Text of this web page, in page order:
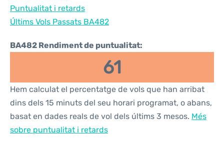
Puntualitat i retards
Últims Vols Passats BA482
BA482 Rendiment de puntualitat:
61
Hem calculat el percentatge de vols que han arribat
dins dels 15 minuts del seu horari programat, o abans,
basat en dades reals de vol dels últims 3 mesos. Més
sobre puntualitat i retards